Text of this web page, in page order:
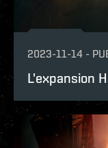
2023-11-14 -
L'expansion